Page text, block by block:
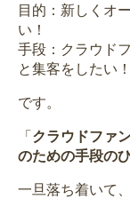
目的：新しくオ
い！
手段：クラウド
と集客をしたい！
です。
「クラウドファ
のための手段の
一旦落ち着いて